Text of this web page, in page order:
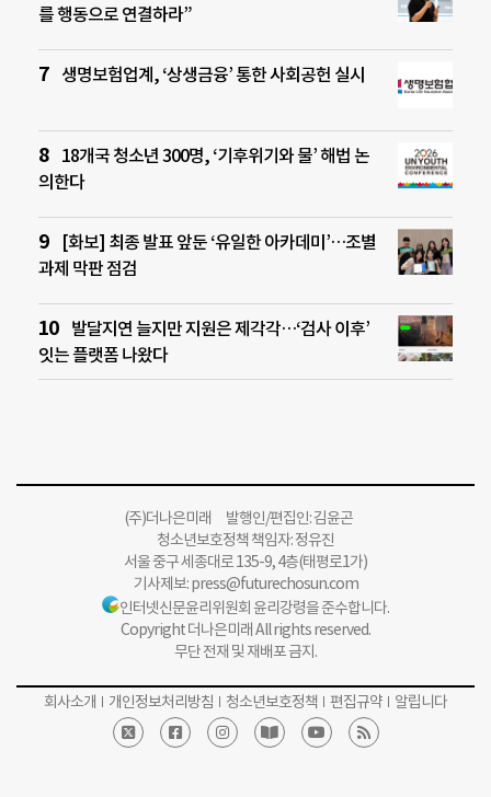
를 행동으로 연결하라”
생명보험업계, ‘상생금융’ 통한 사회공헌 실시
18개국 청소년 300명, ‘기후위기와 물’ 해법 논
의한다
[화보] 최종 발표 앞둔 ‘유일한 아카데미’…조별
과제 막판 점검
발달지연 늘지만 지원은 제각각…‘검사 이후’
잇는 플랫폼 나왔다
(주)더나은미래 발행인/편집인: 김윤곤
청소년보호정책 책임자: 정유진
서울 중구 세종대로 135-9, 4층(태평로1가)
기사제보:press@futurechosun.com
인터넷신문윤리위원회 윤리강령을 준수합니다.
Copyright 더나은미래 All rights reserved.
무단 전재 및 재배포 금지.
회사소개 개인정보처리방침 청소년보호정책 편집규약 알립니다